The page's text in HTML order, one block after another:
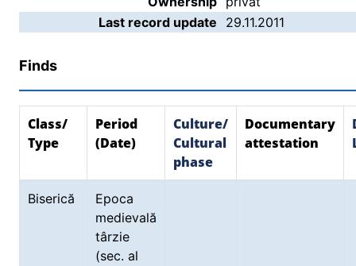
Last record update
29.11.2011
Finds
Class/
Type
Period
(Date)
Culture/
Cultural
phase
Documentary
attestation
Biserică
Epoca
medievală
târzie
(sec. al